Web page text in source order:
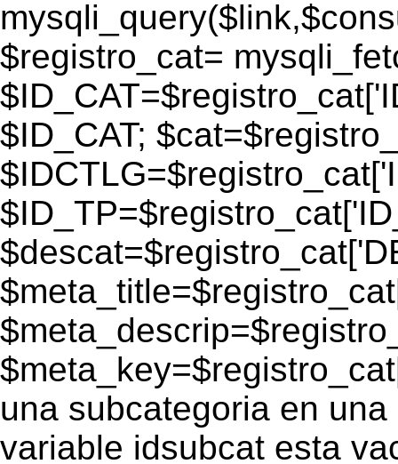
$registro_cat=
$ID_CAT;
una subcategoria en
variable idsubcat esta